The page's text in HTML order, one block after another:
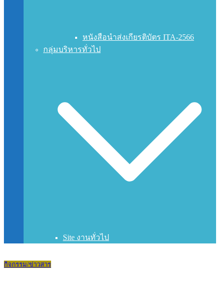
หนังสือนำส่งเกียรติบัตร ITA-2566
กลุ่มบริหารทั่วไป
Site งานทั่วไป
กิจกรรม/ข่าวสาร